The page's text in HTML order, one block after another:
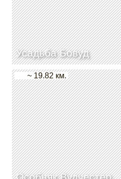
Усадьба Бовуд
~ 19.82 км.